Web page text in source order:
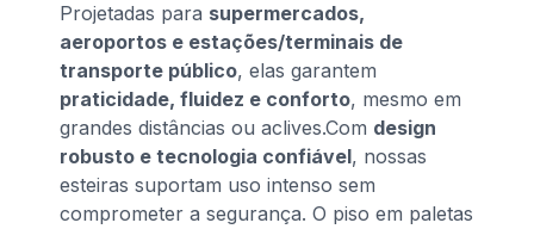
Projetadas para supermercados,
aeroportos e estações/terminais de
transporte público, elas garantem
praticidade, fluidez e conforto, mesmo em
grandes distâncias ou aclives.Com design
robusto e tecnologia confiável, nossas
esteiras suportam uso intenso sem
comprometer a segurança. O piso em paletas